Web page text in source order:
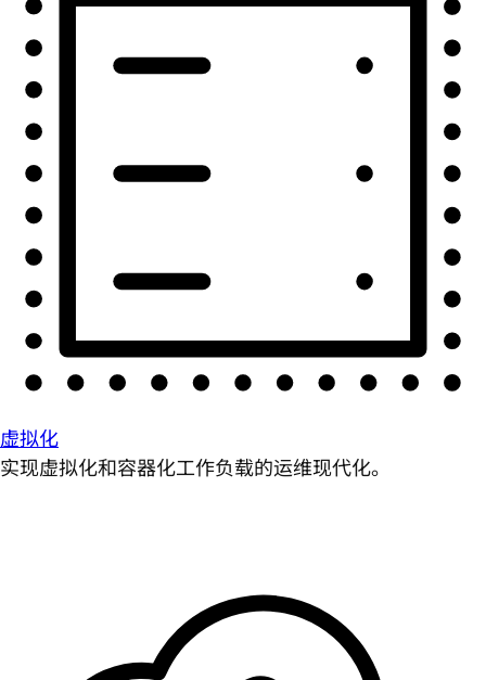
虚拟化
实现虚拟化和容器化工作负载的运维现代化。